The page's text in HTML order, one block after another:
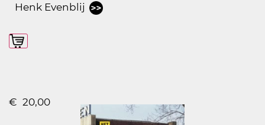
Henk Evenblij
€ 20,00